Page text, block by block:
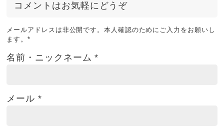
コメントはお気軽にどうぞ
メールアドレスは非公開です。本人確認のためにご入力をお願いし
ます。*
名前・ニックネーム*
メール*